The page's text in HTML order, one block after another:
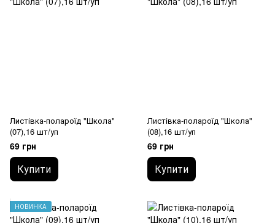
Листівка-полароїд "Школа"
(07),16 шт/уп
69 грн
Купити
Листівка-полароїд "Школа"
(08),16 шт/уп
69 грн
Купити
НОВИНКА